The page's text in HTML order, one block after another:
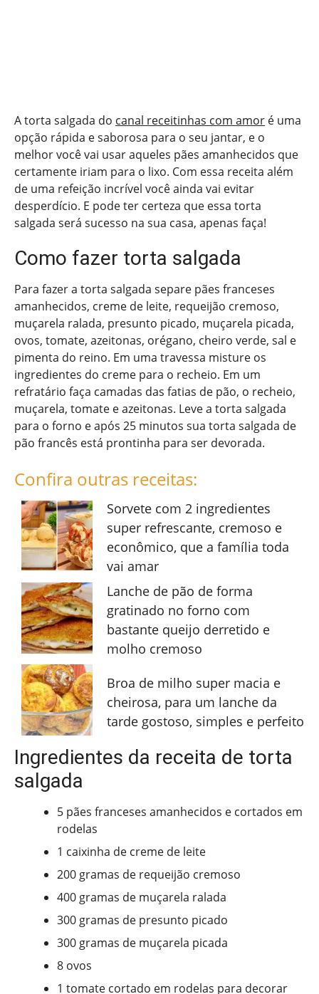
A torta salgada do canal receitinhas com amor é uma
opção rápida e saborosa para o seu jantar, e o
melhor você vai usar aqueles pães amanhecidos que
certamente iriam para o lixo. Com essa receita além
de uma refeição incrível você ainda vai evitar
desperdício. E pode ter certeza que essa torta
salgada será sucesso na sua casa, apenas faça!
Como fazer torta salgada
Para fazer a torta salgada separe pães franceses
amanhecidos, creme de leite, requeijão cremoso,
muçarela ralada, presunto picado, muçarela picada,
ovos, tomate, azeitonas, orégano, cheiro verde, sal e
pimenta do reino. Em uma travessa misture os
ingredientes do creme para o recheio. Em um
refratário faça camadas das fatias de pão, o recheio,
muçarela, tomate e azeitonas. Leve a torta salgada
para o forno e após 25 minutos sua torta salgada de
pão francês está prontinha para ser devorada.
Confira outras receitas:
Sorvete com 2 ingredientes
super refrescante, cremoso e
econômico, que a família toda
vai amar
Lanche de pão de forma
gratinado no forno com
bastante queijo derretido e
molho cremoso
Broa de milho super macia e
cheirosa, para um lanche da
tarde gostoso, simples e perfeito
Ingredientes da receita de torta
salgada
5 pães franceses amanhecidos e cortados em
rodelas
1 caixinha de creme de leite
200 gramas de requeijão cremoso
400 gramas de muçarela ralada
300 gramas de presunto picado
300 gramas de muçarela picada
8 ovos
1 tomate cortado em rodelas para decorar